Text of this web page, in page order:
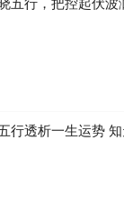
五行，把控起伏波
行透析一生运势